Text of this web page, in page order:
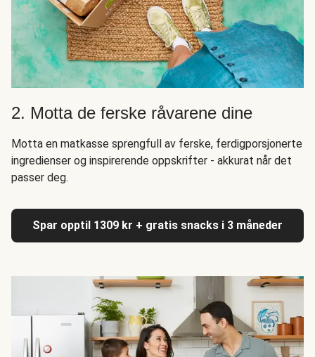
2. Motta de ferske råvarene dine
Motta en matkasse sprengfull av ferske, ferdigporsjonerte
ingredienser og inspirerende oppskrifter - akkurat når det
passer deg.
Spar opptil 1309 kr + gratis snacks i 3 måneder